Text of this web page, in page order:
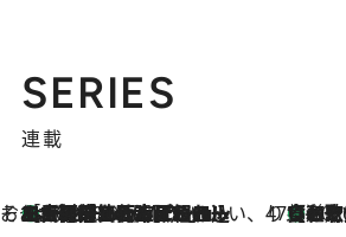
SERIES
連載
そおだよおこの関西おいしい、おやつ紀行
2026.8.9
［大阪府箕面市］一皿一皿目の前で仕上げられる、料理を巧みに組み込んだアシェットデセールコース「ミチル アシェット デセール（Michiru assiette dessert）」 47都道府県の手みや
【和歌山県】この夏絶対食べたい 冷やしておいしいおやつ3選 みかんがごろっと丸ごと入ったジュレ